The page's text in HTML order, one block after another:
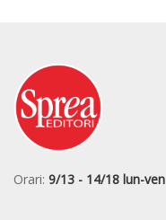
Orari: 9/13 - 14/18 lun-ven